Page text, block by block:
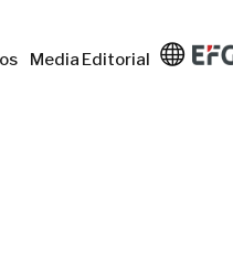
Media Editorial